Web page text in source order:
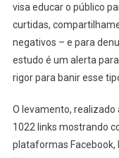
visa educar o público
curtidas,
negativos – e para
estudo é um alerta
rigor para banir esse
O levamento, realizado
1022 links mostrando
plataformas Facebook,